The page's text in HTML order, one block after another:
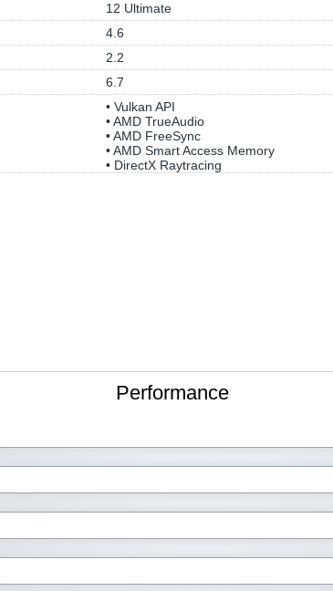
12 Ultimate
4.6
2.2
6.7
• Vulkan API
• AMD TrueAudio
• AMD FreeSync
• AMD Smart Access Memory
• DirectX Raytracing
Performance